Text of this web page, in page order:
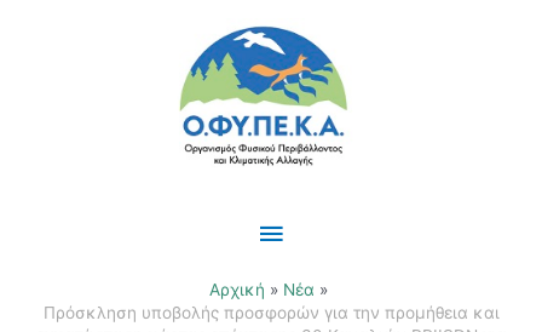
Κύριο
Μενού
Αρχική
Νέα
Πρόσκληση υποβολής προσφορών για την προμήθεια και